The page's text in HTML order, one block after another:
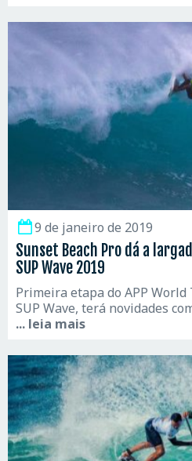
9 de janeiro de 2019
Sunset Beach Pro dá a
SUP Wave 2019
Primeira etapa do APP
SUP Wave, terá novidades
... leia mais